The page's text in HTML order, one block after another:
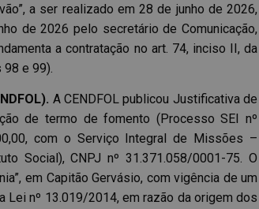
a ser realizado em 28 de junho de 2026,
de 2026 pelo secretário de Comunicação,
a contratação no art. 74, inciso II, da
e 99).
A CENDFOL publicou Justificativa de
de termo de fomento (Processo SEI nº
com o Serviço Integral de Missões –
Social), CNPJ nº 31.371.058/0001-75. O
em Capitão Gervásio, com vigência de um
Lei nº 13.019/2014, em razão da origem dos